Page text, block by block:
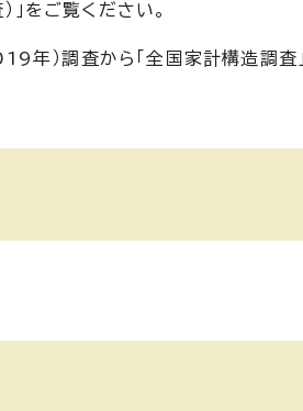
をご覧ください。
年）調査から「全国家計構造調査